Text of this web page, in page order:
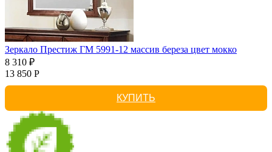
Зеркало Престиж ГМ 5991-12 массив береза цвет мокко
8 310 ₽
13 850 Р
КУПИТЬ